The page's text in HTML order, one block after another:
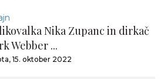
Nika Zupanc in dirkač
Webber ...
15. oktober 2022